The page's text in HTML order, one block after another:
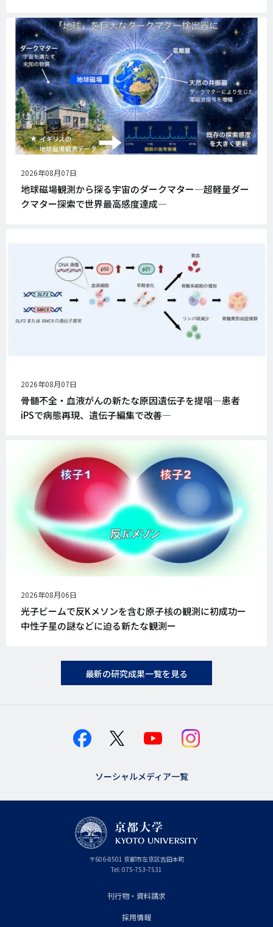
公
開
日
2026年08月07日
地球磁場観測から探る宇宙のダークマター―超軽量ダー
クマター探索で世界最高感度達成―
公
開
日
2026年08月07日
骨髄不全・血液がんの新たな原因遺伝子を提唱―患者
iPSで病態再現、遺伝子編集で改善―
公
開
日
2026年08月06日
光子ビームで反Kメソンを含む原子核の観測に初成功ー
中性子星の謎などに迫る新たな観測ー
最新の研究成果一覧を見る
ソーシャルメディア一覧
〒606-8501 京
都
府
京都市左京区吉田本町
Tel: 075-753-7531
刊行物・資料請求
採用情報